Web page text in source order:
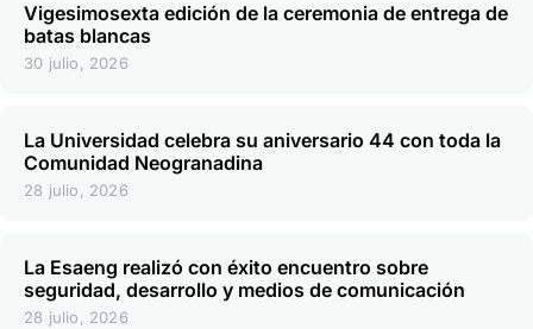
Vigesimosexta edición de la ceremonia de entrega de
batas blancas
30 julio, 2026
La Universidad celebra su aniversario 44 con toda la
Comunidad Neogranadina
28 julio, 2026
La Esaeng realizó con éxito encuentro sobre
seguridad, desarrollo y medios de comunicación
28 julio, 2026